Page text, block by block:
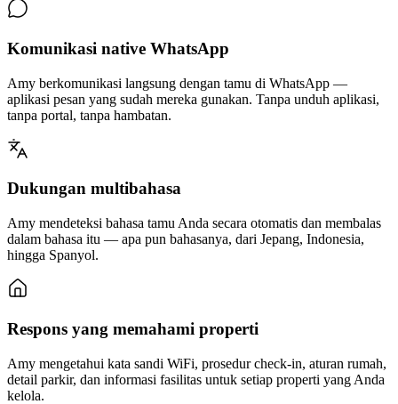
Komunikasi native WhatsApp
Amy berkomunikasi langsung dengan tamu di WhatsApp —
aplikasi pesan yang sudah mereka gunakan. Tanpa unduh aplikasi,
tanpa portal, tanpa hambatan.
Dukungan multibahasa
Amy mendeteksi bahasa tamu Anda secara otomatis dan membalas
dalam bahasa itu — apa pun bahasanya, dari Jepang, Indonesia,
hingga Spanyol.
Respons yang memahami properti
Amy mengetahui kata sandi WiFi, prosedur check-in, aturan rumah,
detail parkir, dan informasi fasilitas untuk setiap properti yang Anda
kelola.